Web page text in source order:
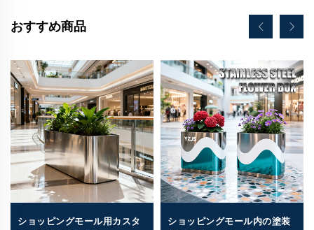
おすすめ商品
ショッピングモール用カスタ
ショッピングモール内の塗装